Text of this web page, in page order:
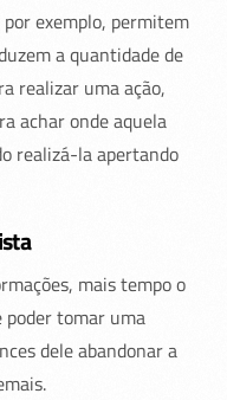
exemplo, permitem
a quantidade de
realizar uma ação,
achar onde aquela
realizá-la apertando
mais tempo o
tomar uma
dele abandonar a